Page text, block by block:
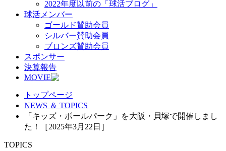
2022年度以前の「球活ブログ」
球活メンバー
ゴールド賛助会員
シルバー賛助会員
ブロンズ賛助会員
スポンサー
決算報告
MOVIE
トップページ
NEWS ＆ TOPICS
「キッズ・ボールパーク」を大阪・貝塚で開催しまし
た！［2025年3月22日］
TOPICS